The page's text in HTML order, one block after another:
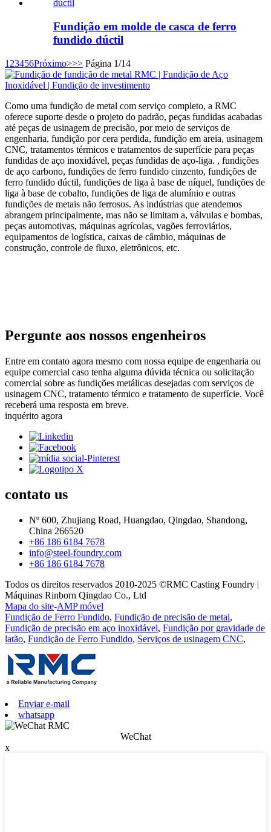
Fundição em molde de casca de ferro
fundido dúctil
1 23456Próximo>>> Página 1/14
Como uma fundição de metal com serviço completo, a RMC
oferece suporte desde o projeto do padrão, peças fundidas acabadas
até peças de usinagem de precisão, por meio de serviços de
engenharia, fundição por cera perdida, fundição em areia, usinagem
CNC, tratamentos térmicos e tratamentos de superfície para peças
fundidas de aço inoxidável, peças fundidas de aço-liga. , fundições
de aço carbono, fundições de ferro fundido cinzento, fundições de
ferro fundido dúctil, fundições de liga à base de níquel, fundições de
liga à base de cobalto, fundições de liga de alumínio e outras
fundições de metais não ferrosos. As indústrias que atendemos
abrangem principalmente, mas não se limitam a, válvulas e bombas,
peças automotivas, máquinas agrícolas, vagões ferroviários,
equipamentos de logística, caixas de câmbio, máquinas de
construção, controle de fluxo, eletrônicos, etc.
Pergunte aos nossos engenheiros
Entre em contato agora mesmo com nossa equipe de engenharia ou
equipe comercial caso tenha alguma dúvida técnica ou solicitação
comercial sobre as fundições metálicas desejadas com serviços de
usinagem CNC, tratamento térmico e tratamento de superfície. Você
receberá uma resposta em breve.
inquérito agora
contato us
Nº 600, Zhujiang Road, Huangdao, Qingdao, Shandong,
China 266520
+86 186 6184 7678
info@steel-foundry.com
+86 186 6184 7678
Todos os direitos reservados 2010-2025 ©RMC Casting Foundry |
Máquinas Rinborn Qingdao Co., Ltd
Mapa do site-AMP móvel
Fundição de Ferro Fundido, Fundição de precisão de metal,
Fundição de precisão em aço inoxidável, Fundição por gravidade de
latão, Fundição de Ferro Fundido, Serviços de usinagem CNC,
Enviar e-mail
whatsapp
WeChat
x